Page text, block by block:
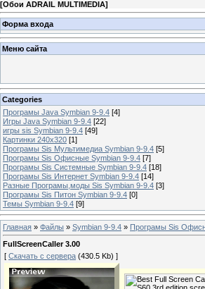
[Обои ADRAIL MULTIMEDIA]
Форма входа
Меню сайта
Categories
Програмы Java Symbian 9-9.4 [4]
Игры Java Symbian 9-9.4 [22]
игры sis Symbian 9-9.4 [49]
Картинки 240x320 [1]
Програмы Sis Мультимедиа Symbian 9-9.4 [5]
Програмы Sis Офисные Symbian 9-9.4 [7]
Програмы Sis Системные Symbian 9-9.4 [18]
Програмы Sis Интернет Symbian 9-9.4 [14]
Разные Програмы,моды Sis Symbian 9-9.4 [3]
Програмы Sis Питон Symbian 9-9.4 [0]
Темы Symbian 9-9.4 [9]
Главная » Файлы » Symbian 9-9.4 » Програмы Sis
FullScreenCaller 3.00
[ Скачать с сервера (430.5 Kb) ]